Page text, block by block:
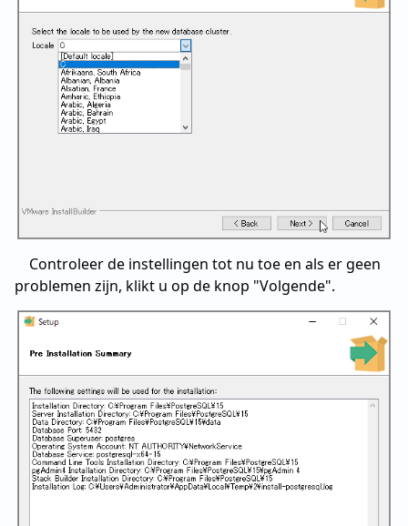
Controleer de instellingen tot nu toe en als er geen
problemen zijn, klikt u op de knop "Volgende".